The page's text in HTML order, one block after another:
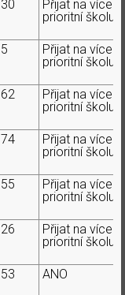
30
Přijat na více
prioritní školu
5
Přijat na více
prioritní školu
62
Přijat na více
prioritní školu
74
Přijat na více
prioritní školu
55
Přijat na více
prioritní školu
26
Přijat na více
prioritní školu
53 ANO